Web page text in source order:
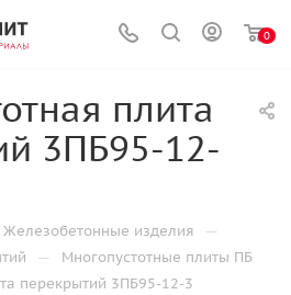
0
плита
3ПБ95-12-
Железобетонные изделия —
— Многопустотные плиты ПБ
перекрытий 3ПБ95-12-3